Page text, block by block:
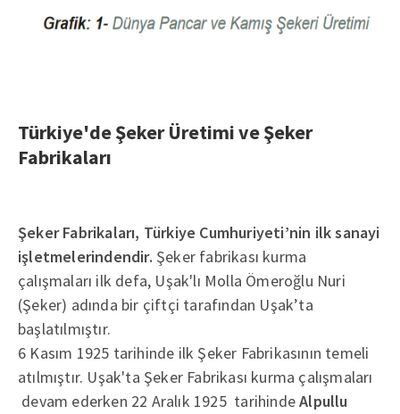
Türkiye'de Şeker Üretimi ve Şeker
Fabrikaları
Şeker Fabrikaları, Türkiye Cumhuriyeti’nin ilk sanayi
işletmelerindendir. Şeker fabrikası kurma
çalışmaları ilk defa, Uşak'lı Molla Ömeroğlu Nuri
(Şeker) adında bir çiftçi tarafından Uşak’ta
başlatılmıştır.
6 Kasım 1925 tarihinde ilk Şeker Fabrikasının temeli
atılmıştır. Uşak'ta Şeker Fabrikası kurma çalışmaları
devam ederken 22 Aralık 1925 tarihindeAlpullu